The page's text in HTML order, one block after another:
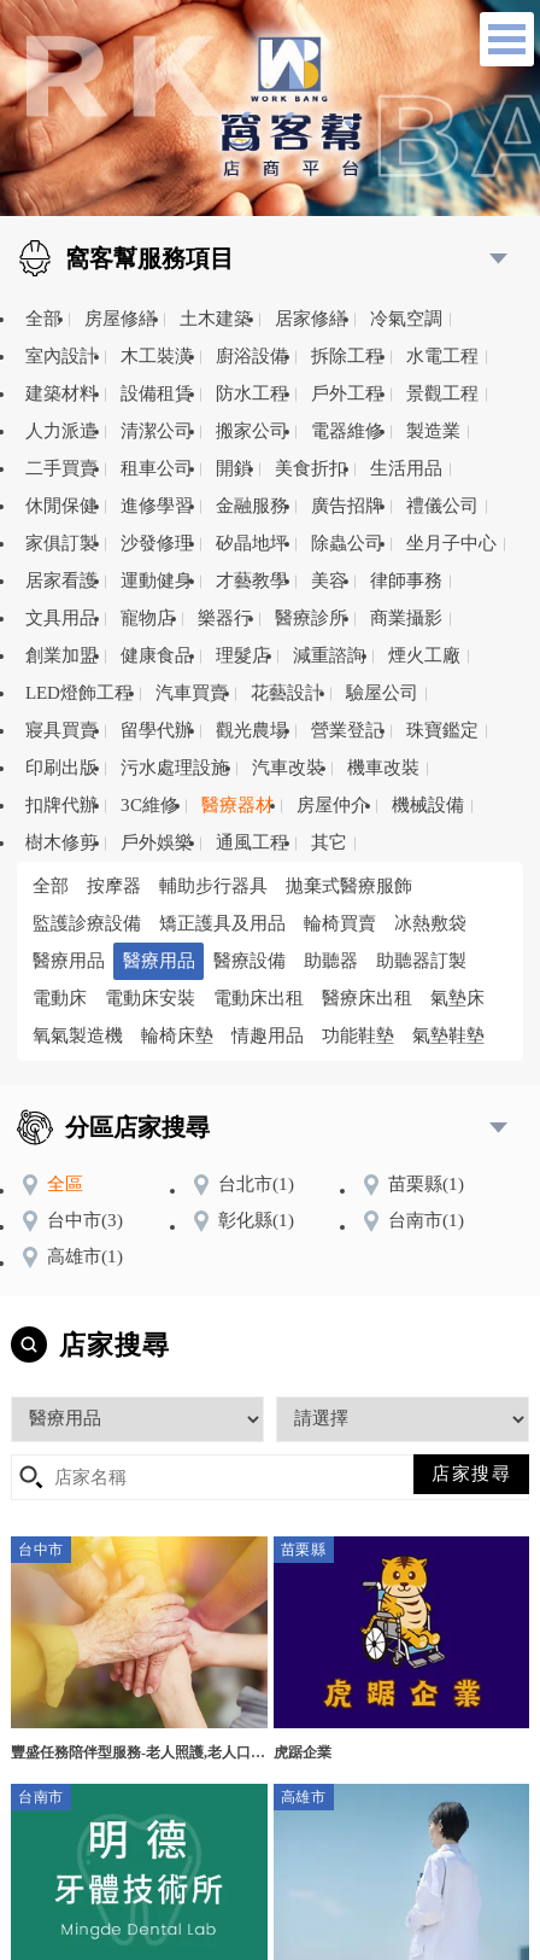
窩客幫服務項目
全部 房屋修繕 土木建築 居家修繕
冷氣空調
室內設計
木工裝潢 廚浴設備 拆除工程
水電工程
建築材料
設備租賃 防水工程 戶外工程
景觀工程
人力派遣
清潔公司 搬家公司 電器維修
製造業
二手買賣
租車公司 開鎖 美食折扣
生活用品
休閒保健
進修學習 金融服務 廣告招牌
禮儀公司
家俱訂製
沙發修理 矽晶地坪 除蟲公司
坐月子中心
居家看護
運動健身 才藝教學 美容
律師事務
文具用品
寵物店 樂器行 醫療診所
商業攝影
創業加盟
健康食品 理髮店 減重諮詢
煙火工廠
LED燈飾工程
汽車買賣 花藝設計
驗屋公司
寢具買賣
留學代辦 觀光農場 營業登記
珠寶鑑定
印刷出版
污水處理設施 汽車改裝
機車改裝
扣牌代辦
3C維修 醫療器材 房屋仲介
機械設備
樹木修剪
戶外娛樂 通風工程 其它
全部 按摩器 輔助步行器具
拋棄式醫療服飾
監護診療設備
矯正護具及用品 輪椅買賣
冰熱敷袋
醫療用品
醫療用品 醫療設備 助聽器
助聽器訂製
電動床
電動床安裝 電動床出租 醫療床出租
氣墊床
氧氣製造機
輪椅床墊 情趣用品 功能鞋墊 氣墊鞋墊
分區店家搜尋
全區 台北市(1) 苗栗縣(1)
台中市(3) 彰化縣(1) 台南市(1)
高雄市(1)
店家搜尋
台中市
豐盛任務陪伴型服務-老人照護,老人口腔
苗栗縣
虎踞企業
台南市 高雄市